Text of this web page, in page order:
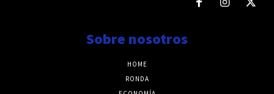
Sobre nosotros
HOME
RONDA